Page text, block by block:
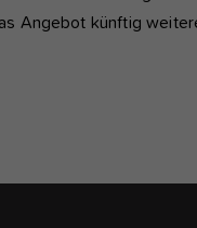
Angebot künftig